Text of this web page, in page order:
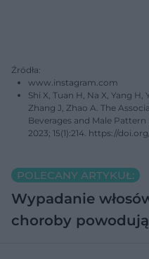
Źródła:
www.instagram.com
Shi X, Tuan H, Na X, Yang H,
Zhang J, Zhao A. The
Beverages and Male
2023; 15(1):214. https://
POLECANY ARTYKUŁ:
Wypadanie
choroby powodują